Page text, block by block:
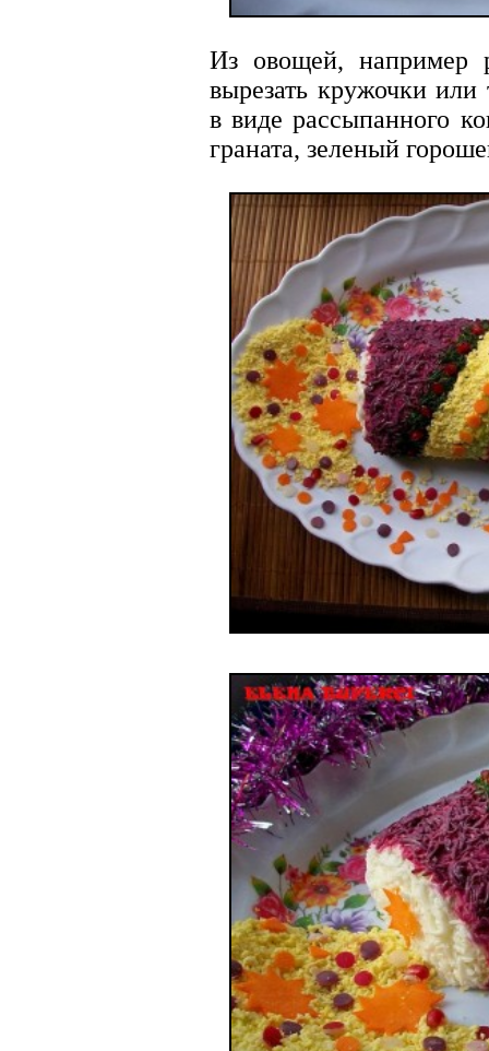
Из овощей, например
вырезать кружочки или
в виде рассыпанного
граната, зеленый